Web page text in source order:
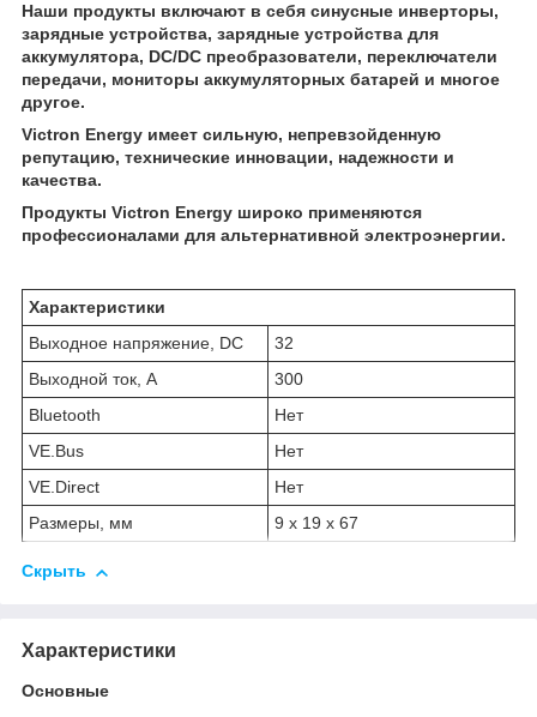
Наши продукты включают в себя синусные инверторы,
зарядные устройства, зарядные устройства для
аккумулятора, DC/DC преобразователи, переключатели
передачи, мониторы аккумуляторных батарей и многое
другое.
Victron Energy имеет сильную, непревзойденную
репутацию, технические инновации, надежности и
качества.
Продукты Victron Energy широко применяются
профессионалами для альтернативной электроэнергии.
Характеристики
Выходное напряжение, DC
32
Выходной ток, А
300
Bluetooth
Нет
VE.Bus
Нет
VE.Direct
Нет
Размеры, мм
9 x 19 x 67
Скрыть
Характеристики
Основные